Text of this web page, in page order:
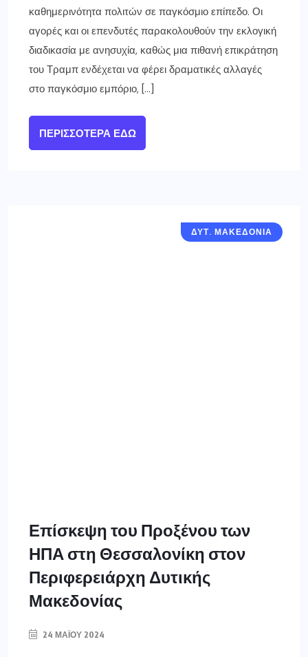
καθημερινότητα πολιτών σε παγκόσμιο επίπεδο. Οι
αγορές και οι επενδυτές παρακολουθούν την εκλογική
διαδικασία με ανησυχία, καθώς μια πιθανή επικράτηση
του Τραμπ ενδέχεται να φέρει δραματικές αλλαγές
στο παγκόσμιο εμπόριο, […]
ΠΕΡΙΣΣΌΤΕΡΑ ΕΔΏ
ΔΥΤ. ΜΑΚΕΔΟΝΙΑ
Επίσκεψη του Προξένου των
ΗΠΑ στη Θεσσαλονίκη στον
Περιφερειάρχη Δυτικής
Μακεδονίας
24 ΜΑΪ́ΟΥ 2024